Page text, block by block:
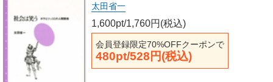
太田省一
1,600pt/1,760円(税込)
会員登録限定70%OFFクーポンで
480pt/528円(税込)